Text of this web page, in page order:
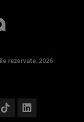
rezervate. 2026